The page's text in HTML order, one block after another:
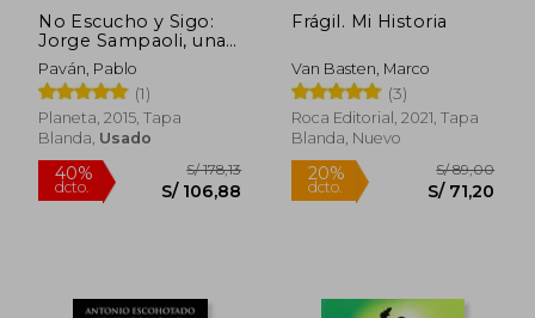
55%
dcto.
S/ 218,46
S/ 98,31
55%
dcto.
S/
S/
No Escucho y Sigo:
Jorge Sampaoli, una
Vida Futbolistica
Paván, Pablo
(1)
Planeta, 2015, Tapa
Blanda, Usado
Frágil. Mi Historia
Van Basten, Marco
(3)
Roca Editorial, 2021, Tapa
Blanda, Nuevo